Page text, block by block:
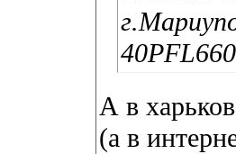
А в
(а в